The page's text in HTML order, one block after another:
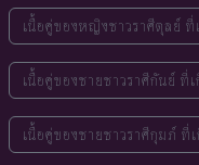
เนื้อคู่ของหญิงชาวราศีตุลย์ ที่
เนื้อคู่ของชายชาวราศีกันย์ ที่
เนื้อคู่ของชายชาวราศีกุมภ์ ที่